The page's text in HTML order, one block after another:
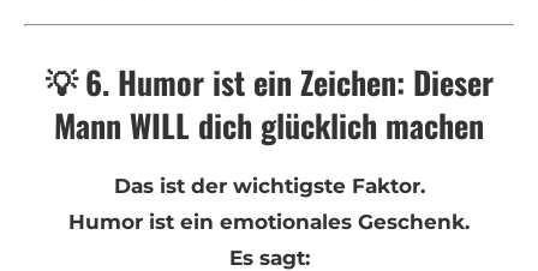
💡 6. Humor ist ein Zeichen: Dieser
Mann WILL dich glücklich machen
Das ist der wichtigste Faktor.
Humor ist ein emotionales Geschenk.
Es sagt: